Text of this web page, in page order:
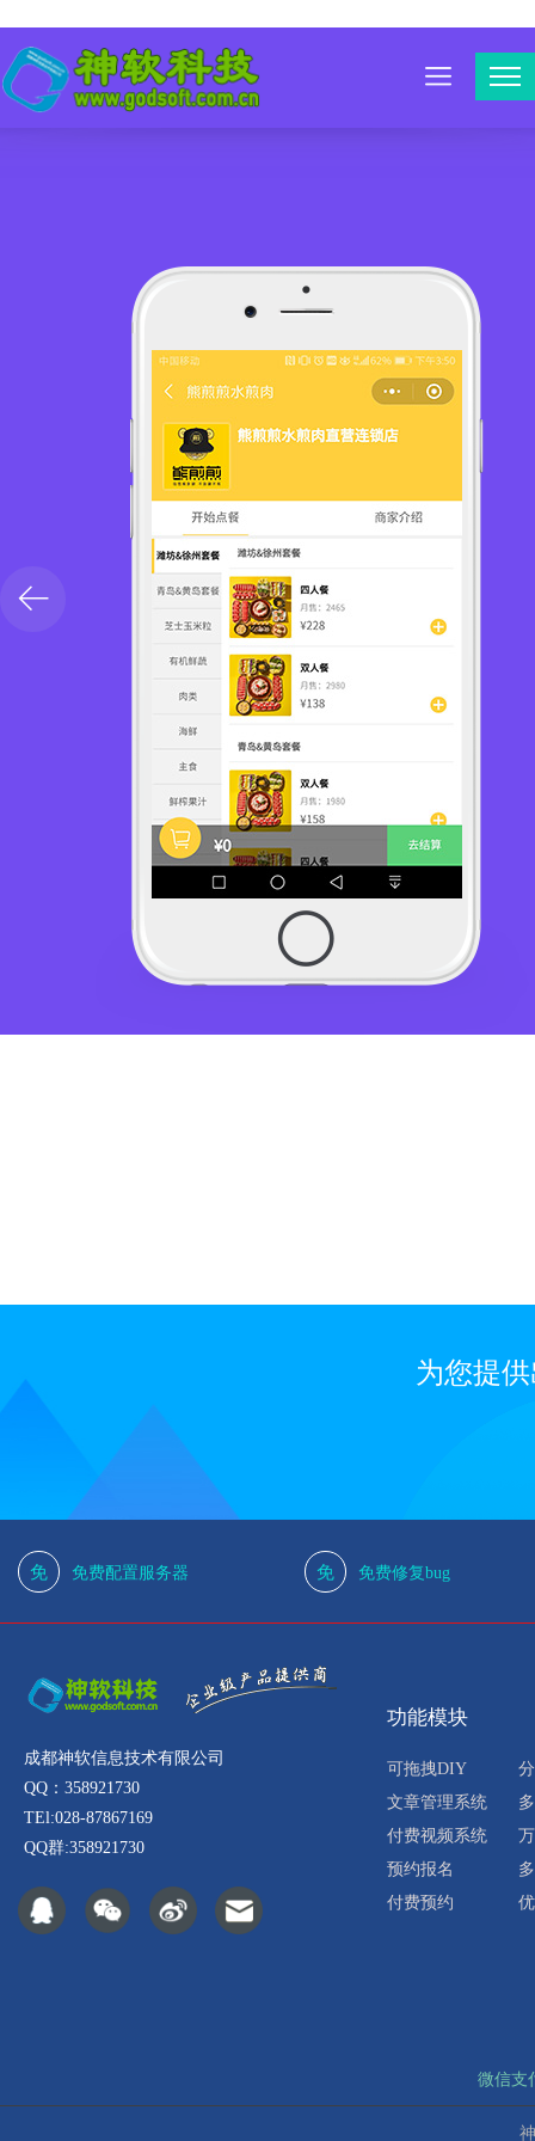
为您提
免 免费配置服务器 免 免费修复bug
成都神软信息技术有限公司
QQ：358921730
TEl:028-87867169
QQ群:358921730
功能模块
可拖拽DIY
文章管理系统
付费视频系统
预约报名
付费预约
微信支